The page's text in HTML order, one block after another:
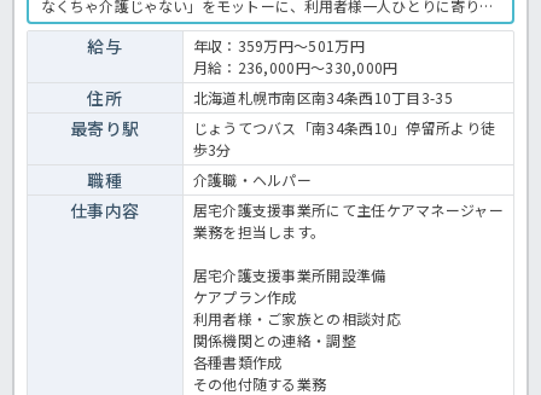
なくちゃ介護じゃない」をモットーに、利用者様一人ひとりに寄り添
うサービスを提供しています。職場の雰囲気や仕事内容について詳し
く知りたい方は、見学やご相談からでも歓迎しています。お気軽にお
問い合わせください。新しい事業所づくりに興味がある方や、これま
でのケアマネジメント経験を活かしてステップアップしたい方におす
すめです。介護支援専門員の業務全般です。〈介護支援専門員 正職
員 居宅支援事業所の求人〉
給与
年収：359万円～501万円
月給：236,000円～330,000円
住所 北海道札幌市南区南34条西10丁目3-35
最寄り駅
じょうてつバス「南34条西10」停留所より徒
歩3分
職種 介護職・ヘルパー
仕事内容
居宅介護支援事業所にて主任ケアマネージャー
業務を担当します。
居宅介護支援事業所開設準備
ケアプラン作成
利用者様・ご家族との相談対応
関係機関との連絡・調整
各種書類作成
その他付随する業務